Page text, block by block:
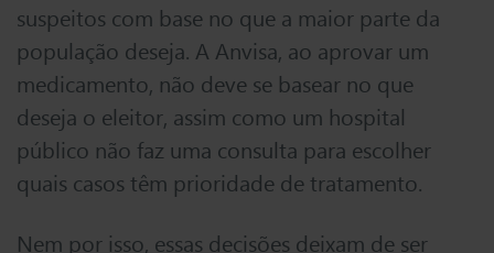
suspeitos com base no que a maior parte da
população deseja. A Anvisa, ao aprovar um
medicamento, não deve se basear no que
deseja o eleitor, assim como um hospital
público não faz uma consulta para escolher
quais casos têm prioridade de tratamento.
Nem por isso, essas decisões deixam de ser